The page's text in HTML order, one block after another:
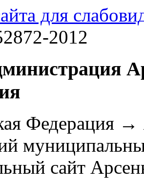
для
2012
Федерация
сайт